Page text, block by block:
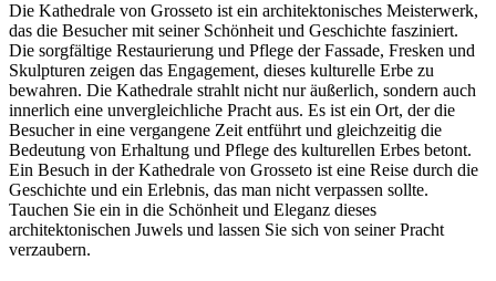
Die Kathedrale von Grosseto ist ein architektonisches Meisterwerk,
das die Besucher mit seiner Schönheit und Geschichte fasziniert.
Die sorgfältige Restaurierung und Pflege der Fassade, Fresken und
Skulpturen zeigen das Engagement, dieses kulturelle Erbe zu
bewahren. Die Kathedrale strahlt nicht nur äußerlich, sondern auch
innerlich eine unvergleichliche Pracht aus. Es ist ein Ort, der die
Besucher in eine vergangene Zeit entführt und gleichzeitig die
Bedeutung von Erhaltung und Pflege des kulturellen Erbes betont.
Ein Besuch in der Kathedrale von Grosseto ist eine Reise durch die
Geschichte und ein Erlebnis, das man nicht verpassen sollte.
Tauchen Sie ein in die Schönheit und Eleganz dieses
architektonischen Juwels und lassen Sie sich von seiner Pracht
verzaubern.